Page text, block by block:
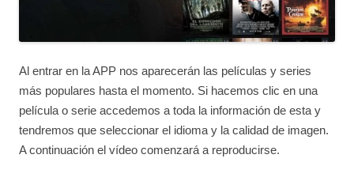
Al entrar en la APP nos aparecerán las películas y series
más populares hasta el momento. Si hacemos clic en una
película o serie accedemos a toda la información de esta y
tendremos que seleccionar el idioma y la calidad de imagen.
A continuación el vídeo comenzará a reproducirse.